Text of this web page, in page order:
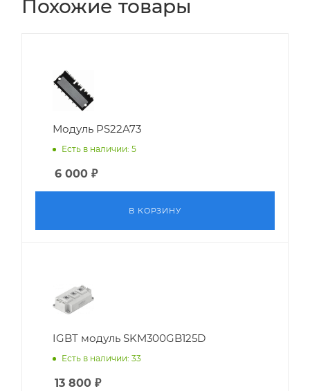
Похожие товары
Модуль PS22A73
Есть в наличии: 5
6 000 ₽
В КОРЗИНУ
IGBT модуль SKM300GB125D
Есть в наличии: 33
13 800 ₽